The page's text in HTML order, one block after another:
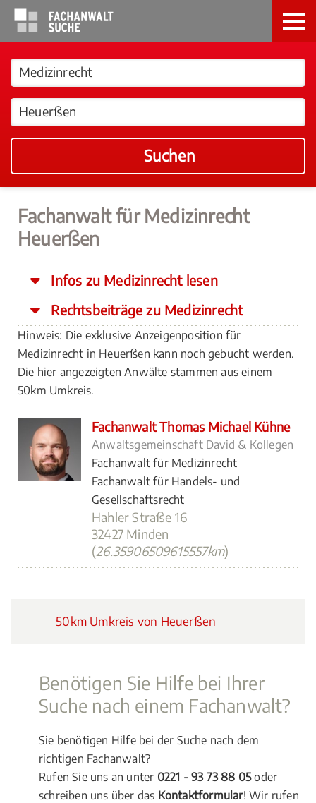
Suchen
Fachanwalt für Medizinrecht
Heuerßen
Infos zu Medizinrecht lesen
Rechtsbeiträge zu Medizinrecht
Hinweis: Die exklusive Anzeigenposition für
Medizinrecht in Heuerßen kann noch gebucht werden.
Die hier angezeigten Anwälte stammen aus einem
50km Umkreis.
Fachanwalt Thomas Michael Kühne
Anwaltsgemeinschaft David & Kollegen
Fachanwalt für Medizinrecht
Fachanwalt für Handels- und
Gesellschaftsrecht
Hahler Straße 16
32427 Minden
(26.35906509615557km)
50km Umkreis von Heuerßen
Benötigen Sie Hilfe bei Ihrer
Suche nach einem Fachanwalt?
Sie benötigen Hilfe bei der Suche nach dem
richtigen Fachanwalt?
Rufen Sie uns an unter 0221 - 93 73 88 05oder
schreiben uns über das Kontaktformular! Wir rufen